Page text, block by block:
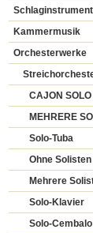
Kammermusik
Orchesterwerke
CAJON SOLO
MEHRERE
Solo-Tuba
Ohne Solisten
Mehrere
Solo-Klavier
Solo-Cembalo